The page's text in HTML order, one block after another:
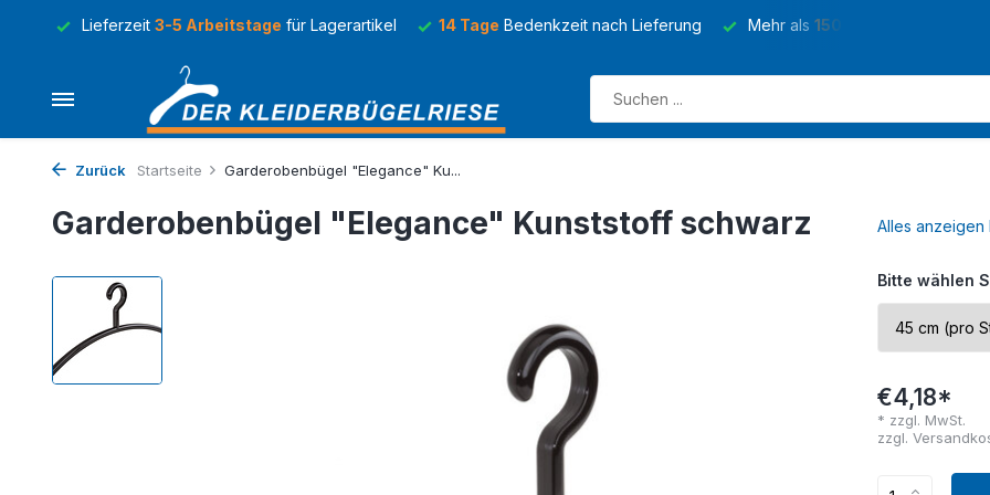
Lieferzeit 3-5 Arbeitstage für Lagerartikel 14 Tage Bedenkzeit nach Lieferung Mehr als 150 Sorten
Zurück Startseite Garderobenbügel "Elegance" Ku...
Garderobenbügel "Elegance" Kunststoff schwarz Alles anzeigen
Bitte wählen
€4,18*
* zzgl. MwSt.
zzgl.